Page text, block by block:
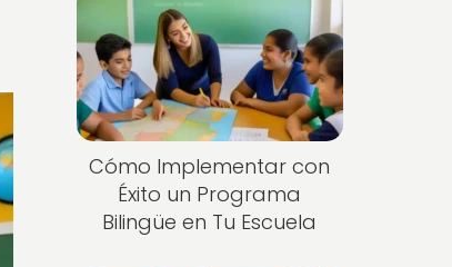
Cómo Implementar con
Éxito un Programa
Bilingüe en Tu Escuela